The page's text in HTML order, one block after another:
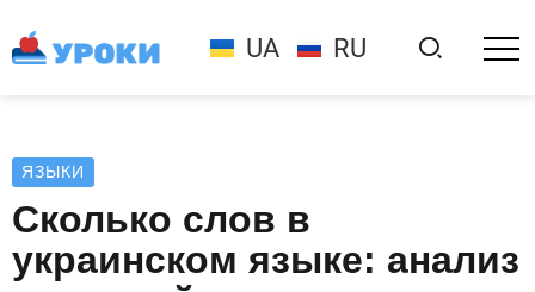
UA RU
ЯЗЫКИ
Сколько слов в
украинском языке: анализ